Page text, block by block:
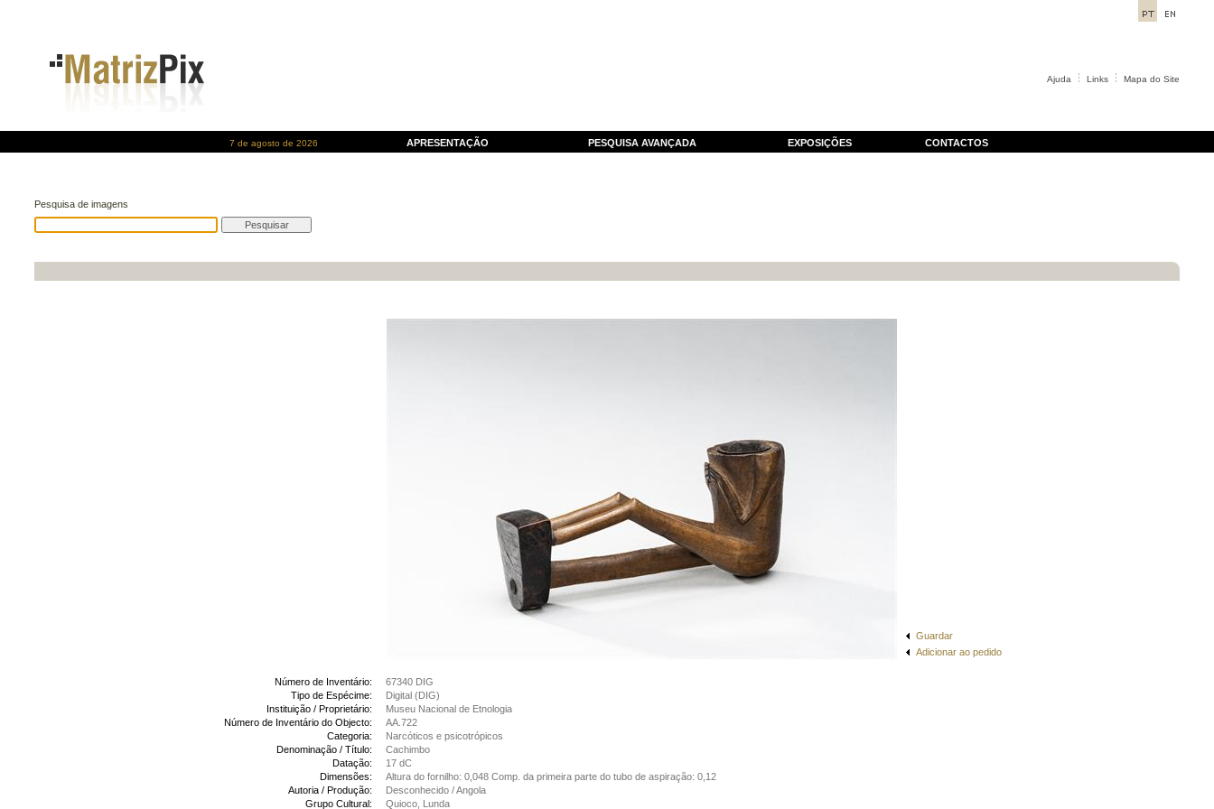
Ajuda Links Mapa do Site
7 de agosto de 2026 APRESENTAÇÃO PESQUISA AVANÇADA EXPOSIÇÕES CONTACTOS
Pesquisa de imagens
Guardar
Adicionar ao pedido
Número de Inventário:
67340 DIG
Tipo de Espécime:
Digital (DIG)
Instituição / Proprietário:
Museu Nacional de Etnologia
Número de Inventário do Objecto:
AA.722
Categoria:
Narcóticos e psicotrópicos
Denominação / Título:
Cachimbo
Datação:
17 dC
Dimensões:
Altura do fornilho: 0,048 Comp. da primeira parte do tubo de aspiração: 0,12
Autoria / Produção:
Desconhecido / Angola
Grupo Cultural:
Quioco, Lunda